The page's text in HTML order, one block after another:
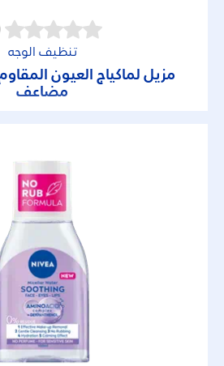
تنظيف الوجه
مزيل لماكياج العيون
مضاعف